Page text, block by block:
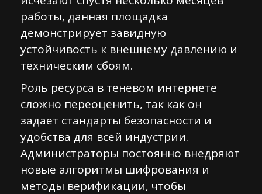
работы, данная площадка
демонстрирует завидную
устойчивость к внешнему давлению и
техническим сбоям.
Роль ресурса в теневом интернете
сложно переоценить, так как он
задает стандарты безопасности и
удобства для всей индустрии.
Администраторы постоянно внедряют
новые алгоритмы шифрования и
методы верификации, чтобы